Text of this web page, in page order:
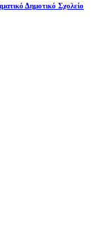
Δημοτικό Σχολείο